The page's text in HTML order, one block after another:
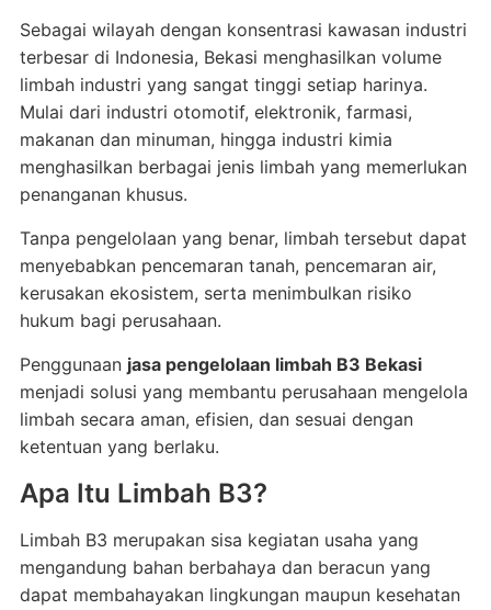
Sebagai wilayah dengan konsentrasi kawasan industri
terbesar di Indonesia, Bekasi menghasilkan volume
limbah industri yang sangat tinggi setiap harinya.
Mulai dari industri otomotif, elektronik, farmasi,
makanan dan minuman, hingga industri kimia
menghasilkan berbagai jenis limbah yang memerlukan
penanganan khusus.
Tanpa pengelolaan yang benar, limbah tersebut dapat
menyebabkan pencemaran tanah, pencemaran air,
kerusakan ekosistem, serta menimbulkan risiko
hukum bagi perusahaan.
Penggunaan jasa pengelolaan limbah B3 Bekasi
menjadi solusi yang membantu perusahaan mengelola
limbah secara aman, efisien, dan sesuai dengan
ketentuan yang berlaku.
Apa Itu Limbah B3?
Limbah B3 merupakan sisa kegiatan usaha yang
mengandung bahan berbahaya dan beracun yang
dapat membahayakan lingkungan maupun kesehatan